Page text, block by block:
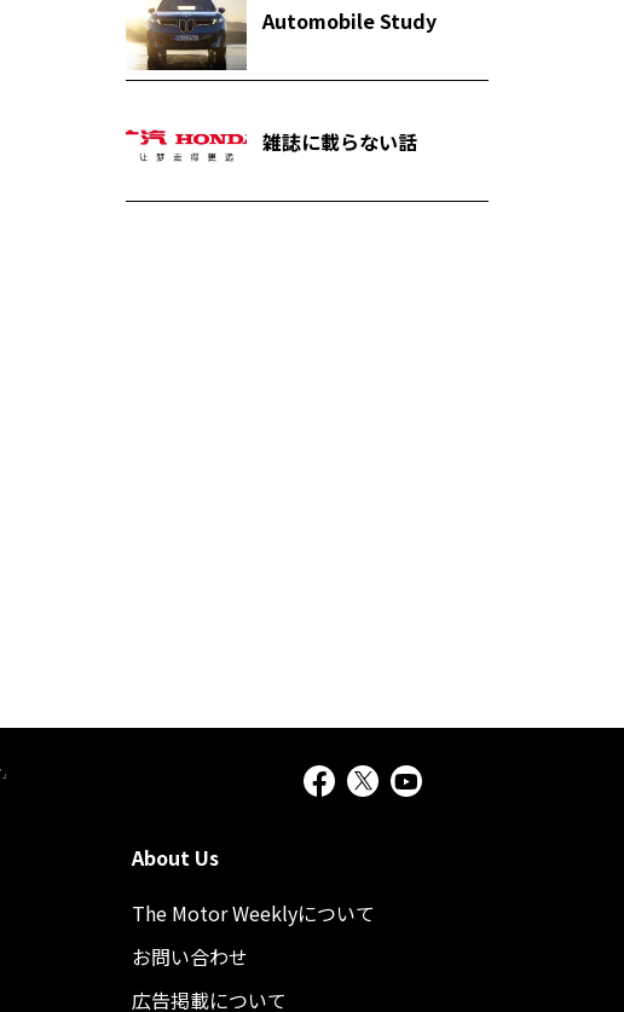
Automobile Study
雑誌に載らない話
About Us
The Motor Weeklyについて
お問い合わせ
広告掲載について